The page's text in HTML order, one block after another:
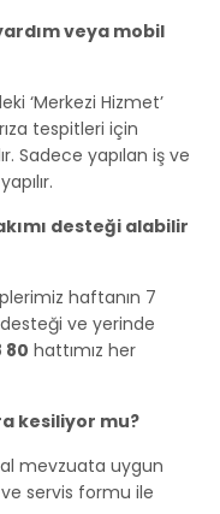
veya mobil
‘Merkezi Hizmet’
tespitleri için
Sadece yapılan iş ve
desteği alabilir
haftanın 7
ve yerinde
80 hattımız her
kesiliyor mu?
mevzuata uygun
servis formu ile